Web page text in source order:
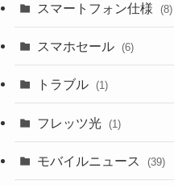
スマートフォン仕様 (8)
スマホセール (6)
トラブル (1)
フレッツ光 (1)
モバイルニュース (39)